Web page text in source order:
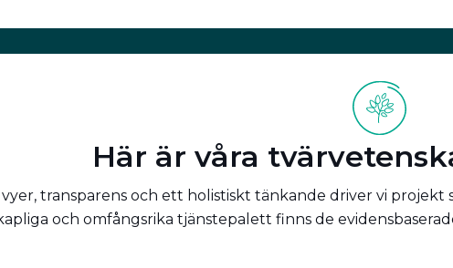
Här är våra
transparens och ett holistiskt tänkande driver vi
och omfångsrika tjänstepalett finns de